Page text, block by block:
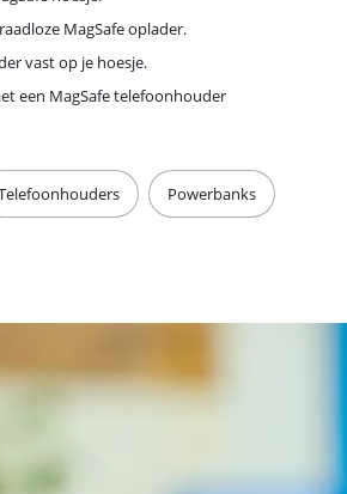
MagSafe oplader.
vast op je hoesje.
een MagSafe telefoonhouder
Powerbanks